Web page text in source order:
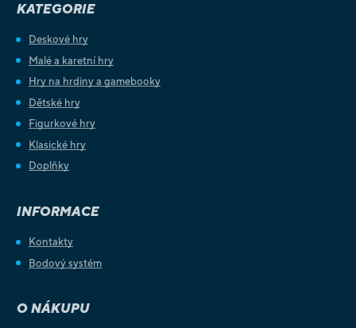
KATEGORIE
Deskové hry
Malé a karetní hry
Hry na hrdiny a gamebooky
Dětské hry
Figurkové hry
Klasické hry
Doplňky
INFORMACE
Kontakty
Bodový systém
O NÁKUPU